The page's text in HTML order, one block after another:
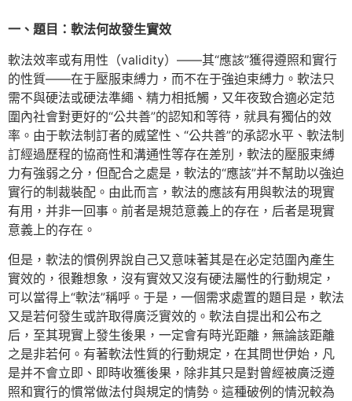
一、題目：軟法何故發生實效
軟法效率或有用性（validity）——其“應該”獲得遵照和實行
的性質——在于壓服束縛力，而不在于強迫束縛力。軟法只
需不與硬法或硬法準繩、精力相抵觸，又年夜致合適必定范
圍內社會對更好的“公共善”的認知和等待，就具有獨佔的效
率。由于軟法制訂者的威望性、“公共善”的承認水平、軟法制
訂經過歷程的協商性和溝通性等存在差別，軟法的壓服束縛
力有強弱之分，但配合之處是，軟法的“應該”并不幫助以強迫
實行的制裁裝配。由此而言，軟法的應該有用與軟法的現實
有用，并非一回事。前者是規范意義上的存在，后者是現實
意義上的存在。
但是，軟法的慣例界說自己又意味著其是在必定范圍內產生
實效的，很難想象，沒有實效又沒有硬法屬性的行動規定，
可以當得上“軟法”稱呼。于是，一個需求處置的題目是，軟法
又是若何發生或許取得廣泛實效的。軟法自提出和公布之
后，至其現實上發生後果，一定會有時光距離，無論該距離
之是非若何。有著軟法性質的行動規定，在其問世伊始，凡
是并不會立即、即時收獲後果，除非其只是對曾經被廣泛遵
照和實行的慣常做法付與規定的情勢。這種破例的情況較為